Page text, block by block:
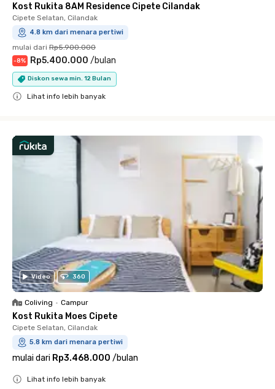
Kost Rukita 8AM Residence Cipete Cilandak
Cipete Selatan, Cilandak
4.8 km dari menara pertiwi
mulai dari Rp5.900.000
-8% Rp5.400.000 /bulan
Diskon sewa min. 12 Bulan
Lihat info lebih banyak
Video 360
Coliving • Campur
Kost Rukita Moes Cipete
Cipete Selatan, Cilandak
5.8 km dari menara pertiwi
mulai dari Rp3.468.000 /bulan
Lihat info lebih banyak